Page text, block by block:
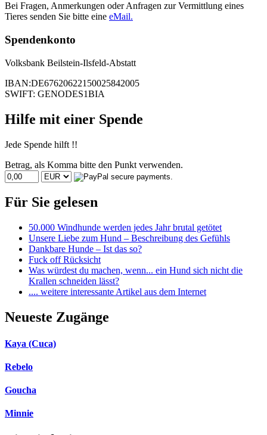
Bei Fragen, Anmerkungen oder Anfragen zur Vermittlung eines
Tieres senden Sie bitte eine eMail.
Spendenkonto
Volksbank Beilstein-Ilsfeld-Abstatt
IBAN:DE67620622150025842005
SWIFT: GENODES1BIA
Hilfe mit einer Spende
Jede Spende hilft !!
Betrag, als Komma bitte den Punkt verwenden.
Für Sie gelesen
50.000 Windhunde werden jedes Jahr brutal getötet
Unsere Liebe zum Hund – Beschreibung des Gefühls
Dankbare Hunde – Ist das so?
Fuck off Rücksicht
Was würdest du machen, wenn... ein Hund sich nicht die
Krallen schneiden lässt?
.... weitere interessante Artikel aus dem Internet
Neueste Zugänge
Kaya (Cuca)
Rebelo
Goucha
Minnie